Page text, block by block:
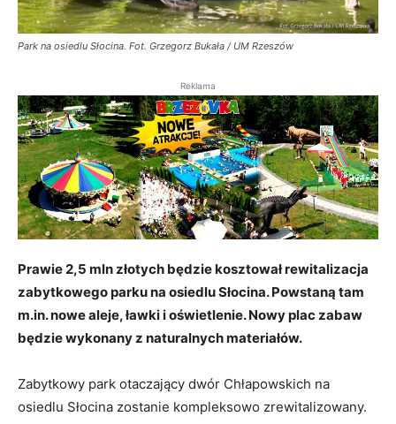
Park na osiedlu Słocina. Fot. Grzegorz Bukała / UM Rzeszów
Reklama
Prawie 2,5 mln złotych będzie kosztował rewitalizacja
zabytkowego parku na osiedlu Słocina. Powstaną tam
m.in. nowe aleje, ławki i oświetlenie. Nowy plac zabaw
będzie wykonany z naturalnych materiałów.
Zabytkowy park otaczający dwór Chłapowskich na
osiedlu Słocina zostanie kompleksowo zrewitalizowany.